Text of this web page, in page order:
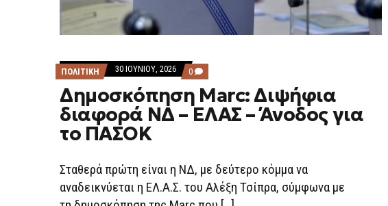
ΠΟΛΙΤΙΚΗ 30 ΙΟΥΝΊΟΥ, 2026 0 COMMENTS
ON
ΔΗΜΟΣΚΌΠΗΣΗ
MARC:
ΔΙΨΉΦΙΑ
ΔΙΑΦΟΡΆ
ΆΝΟΔΟΣ
ΓΙΑ
ΤΟ
Δημοσκόπηση Marc: Διψήφια
διαφορά ΝΔ – ΕΛΑΣ – Άνοδος για
το ΠΑΣΟΚ
Σταθερά πρώτη είναι η ΝΔ, με δεύτερο κόμμα να
αναδεικνύεται η ΕΛ.Α.Σ. του Αλέξη Τσίπρα, σύμφωνα με